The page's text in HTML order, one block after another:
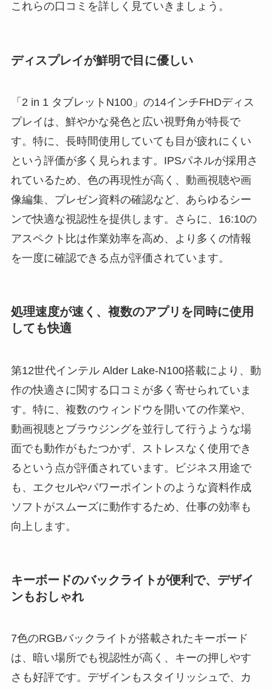
これらの口コミを詳しく見ていきましょう。
ディスプレイが鮮明で目に優しい
「2 in 1 タブレットN100」の14インチFHDディス
プレイは、鮮やかな発色と広い視野角が特長で
す。特に、長時間使用していても目が疲れにくい
という評価が多く見られます。IPSパネルが採用さ
れているため、色の再現性が高く、動画視聴や画
像編集、プレゼン資料の確認など、あらゆるシー
ンで快適な視認性を提供します。さらに、16:10の
アスペクト比は作業効率を高め、より多くの情報
を一度に確認できる点が評価されています。
処理速度が速く、複数のアプリを同時に使用
しても快適
第12世代インテル Alder Lake-N100搭載により、動
作の快適さに関する口コミが多く寄せられていま
す。特に、複数のウィンドウを開いての作業や、
動画視聴とブラウジングを並行して行うような場
面でも動作がもたつかず、ストレスなく使用でき
るという点が評価されています。ビジネス用途で
も、エクセルやパワーポイントのような資料作成
ソフトがスムーズに動作するため、仕事の効率も
向上します。
キーボードのバックライトが便利で、デザイ
ンもおしゃれ
7色のRGBバックライトが搭載されたキーボード
は、暗い場所でも視認性が高く、キーの押しやす
さも好評です。デザインもスタイリッシュで、カ